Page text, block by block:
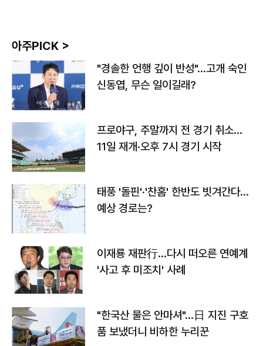
아주PICK >
"경솔한 언행 깊이 반성"…고개 숙인
신동엽, 무슨 일이길래?
프로야구, 주말까지 전 경기 취소…
11일 재개·오후 7시 경기 시작
태풍 '돌핀'·'찬홈' 한반도 빗겨간다…
예상 경로는?
이재룡 재판行…다시 떠오른 연예계
'사고 후 미조치' 사례
"한국산 물은 안마셔"…日 지진 구호
품 보냈더니 비하한 누리꾼